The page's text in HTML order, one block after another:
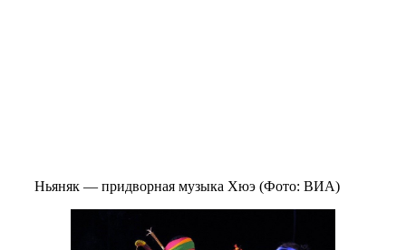
Ньяняк — придворная музыка Хюэ (Фото: ВИА)